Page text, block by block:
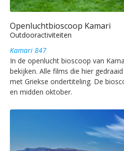
Openluchtbioscoop Kamari
Outdooractiviteiten
Kamari 847
In de openlucht bioscoop van
bekijken. Alle films die hier
met Griekse ondertiteling. De
en midden oktober.